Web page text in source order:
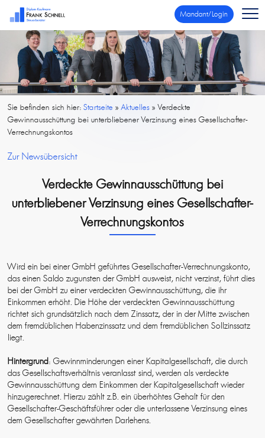
Mandant/Login
Sie befinden sich hier:Startseite »Aktuelles »Verdeckte
Gewinnausschüttung bei unterbliebener Verzinsung eines Gesellschafter-
Verrechnungskontos
Zur Newsübersicht
Verdeckte Gewinnausschüttung bei
unterbliebener Verzinsung eines Gesellschafter-
Verrechnungskontos
Wird ein bei einer GmbH geführtes Gesellschafter-Verrechnungskonto,
das einen Saldo zugunsten der GmbH ausweist, nicht verzinst, führt dies
bei der GmbH zu einer verdeckten Gewinnausschüttung, die ihr
Einkommen erhöht. Die Höhe der verdeckten Gewinnausschüttung
richtet sich grundsätzlich nach dem Zinssatz, der in der Mitte zwischen
dem fremdüblichen Habenzinssatz und dem fremdüblichen Sollzinssatz
liegt.
Hintergrund: Gewinnminderungen einer Kapitalgesellschaft, die durch
das Gesellschaftsverhältnis veranlasst sind, werden als verdeckte
Gewinnausschüttung dem Einkommen der Kapitalgesellschaft wieder
hinzugerechnet. Hierzu zählt z.B. ein überhöhtes Gehalt für den
Gesellschafter-Geschäftsführer oder die unterlassene Verzinsung eines
dem Gesellschafter gewährten Darlehens.